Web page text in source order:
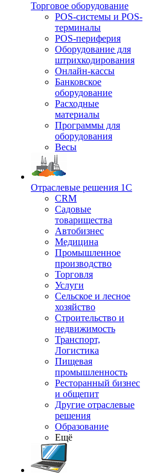
Торговое оборудование
POS-системы и POS-
терминалы
POS-периферия
Оборудование для
штрихкодирования
Онлайн-кассы
Банковское
оборудование
Расходные
материалы
Программы для
оборудования
Весы
Отраслевые решения 1С
CRM
Садовые
товарищества
Автобизнес
Медицина
Промышленное
производство
Торговля
Услуги
Сельское и лесное
хозяйство
Строительство и
недвижимость
Транспорт,
Логистика
Пищевая
промышленность
Ресторанный бизнес
и общепит
Другие отраслевые
решения
Образование
Ещё